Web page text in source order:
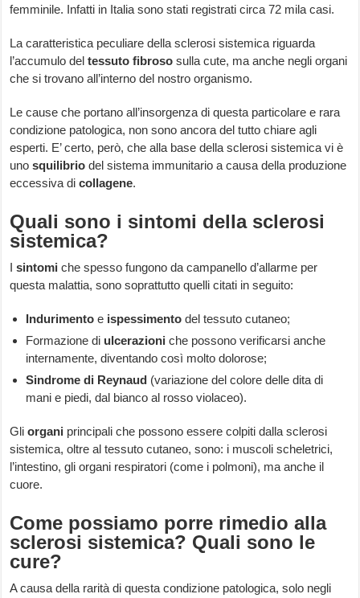
femminile. Infatti in Italia sono stati registrati circa 72 mila casi.
La caratteristica peculiare della sclerosi sistemica riguarda
l’accumulo deltessuto fibroso sulla cute, ma anche negli organi
che si trovano all’interno del nostro organismo.
Le cause che portano all’insorgenza di questa particolare e rara
condizione patologica, non sono ancora del tutto chiare agli
esperti. E’ certo, però, che alla base della sclerosi sistemica vi è
unosquilibrio del sistema immunitario a causa della produzione
eccessiva dicollagene.
Quali sono i sintomi della sclerosi
sistemica?
Isintomi che spesso fungono da campanello d’allarme per
questa malattia, sono soprattutto quelli citati in seguito:
Indurimento e ispessimento del tessuto cutaneo;
Formazione di ulcerazioni che possono verificarsi anche
internamente, diventando così molto dolorose;
Sindrome di Reynaud (variazione del colore delle dita di
mani e piedi, dal bianco al rosso violaceo).
Gliorgani principali che possono essere colpiti dalla sclerosi
sistemica, oltre al tessuto cutaneo, sono: i muscoli scheletrici,
l’intestino, gli organi respiratori (come i polmoni), ma anche il
cuore.
Come possiamo porre rimedio alla
sclerosi sistemica? Quali sono le
cure?
A causa della rarità di questa condizione patologica, solo negli